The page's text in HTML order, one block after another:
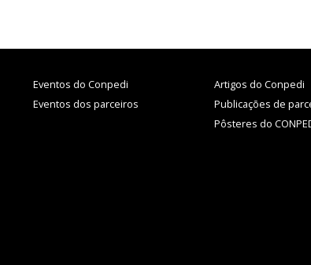
Eventos do Conpedi
Eventos dos parceiros
Artigos do Conpedi
Publicações de
Pôsteres do